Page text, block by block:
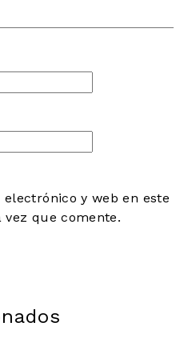
y web en este
vez que comente.